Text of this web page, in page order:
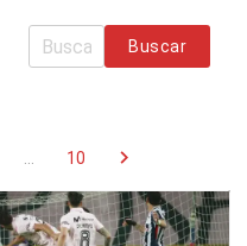
Buscar
... 10 chevron_right